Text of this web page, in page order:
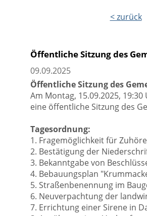
< zurück
Öffentliche Sitzung des
09.09.2025
Öffentliche Sitzung des
Am Montag, 15.09.2025,
eine öffentliche Sitzung des
Tagesordnung:
1. Fragemöglichkeit für
2. Bestätigung der
3. Bekanntgabe von
4. Bebauungsplan
5. Straßenbenennung im
6. Neuverpachtung der
7. Errichtung einer Sirene in